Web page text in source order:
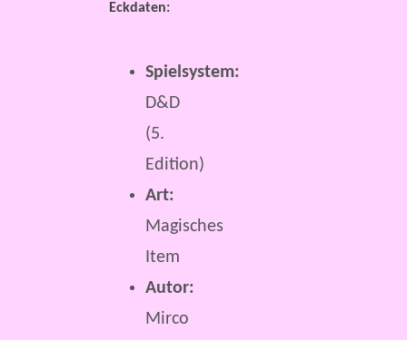
Eckdaten:
Spielsystem:
D&D
(5.
Edition)
Art:
Magisches
Item
Autor:
Mirco